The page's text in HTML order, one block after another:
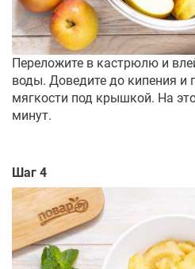
Переложите в кастрюлю и
воды. Доведите до кипения и
мягкости под крышкой. На
минут.
Шаг 4